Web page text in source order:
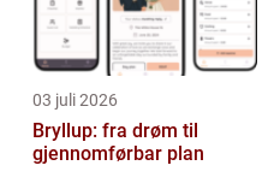
03 juli 2026
Bryllup: fra drøm til
gjennomførbar plan